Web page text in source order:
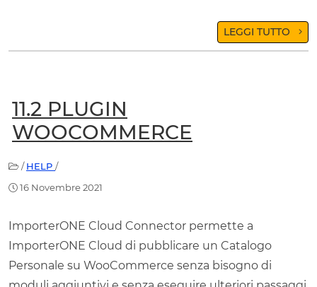
LEGGI TUTTO
11.2 PLUGIN
WOOCOMMERCE
/HELP /
16 Novembre 2021
ImporterONE Cloud Connector permette a
ImporterONE Cloud di pubblicare un Catalogo
Personale su WooCommerce senza bisogno di